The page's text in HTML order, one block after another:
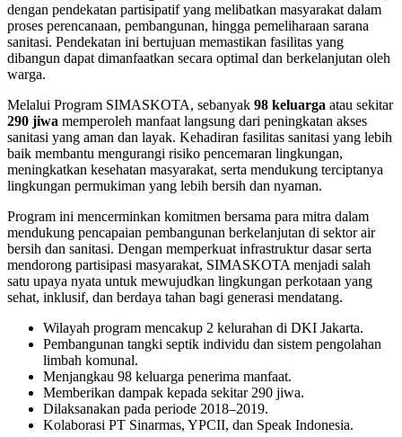
dengan pendekatan partisipatif yang melibatkan masyarakat dalam
proses perencanaan, pembangunan, hingga pemeliharaan sarana
sanitasi. Pendekatan ini bertujuan memastikan fasilitas yang
dibangun dapat dimanfaatkan secara optimal dan berkelanjutan oleh
warga.
Melalui Program SIMASKOTA, sebanyak 98 keluarga atau sekitar
290 jiwa memperoleh manfaat langsung dari peningkatan akses
sanitasi yang aman dan layak. Kehadiran fasilitas sanitasi yang lebih
baik membantu mengurangi risiko pencemaran lingkungan,
meningkatkan kesehatan masyarakat, serta mendukung terciptanya
lingkungan permukiman yang lebih bersih dan nyaman.
Program ini mencerminkan komitmen bersama para mitra dalam
mendukung pencapaian pembangunan berkelanjutan di sektor air
bersih dan sanitasi. Dengan memperkuat infrastruktur dasar serta
mendorong partisipasi masyarakat, SIMASKOTA menjadi salah
satu upaya nyata untuk mewujudkan lingkungan perkotaan yang
sehat, inklusif, dan berdaya tahan bagi generasi mendatang.
Wilayah program mencakup 2 kelurahan di DKI Jakarta.
Pembangunan tangki septik individu dan sistem pengolahan
limbah komunal.
Menjangkau 98 keluarga penerima manfaat.
Memberikan dampak kepada sekitar 290 jiwa.
Dilaksanakan pada periode 2018–2019.
Kolaborasi PT Sinarmas, YPCII, dan Speak Indonesia.